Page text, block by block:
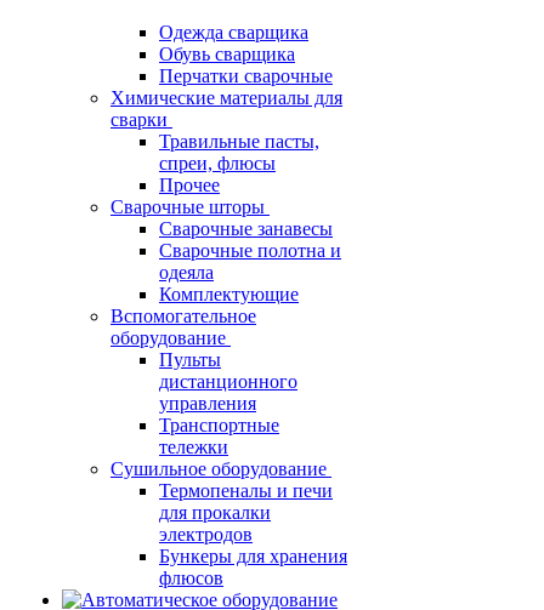
Одежда сварщика
Обувь сварщика
Перчатки сварочные
Химические материалы для
сварки
Травильные пасты,
спреи, флюсы
Прочее
Сварочные шторы
Сварочные занавесы
Сварочные полотна и
одеяла
Комплектующие
Вспомогательное
оборудование
Пульты
дистанционного
управления
Транспортные
тележки
Сушильное оборудование
Термопеналы и печи
для прокалки
электродов
Бункеры для хранения
флюсов